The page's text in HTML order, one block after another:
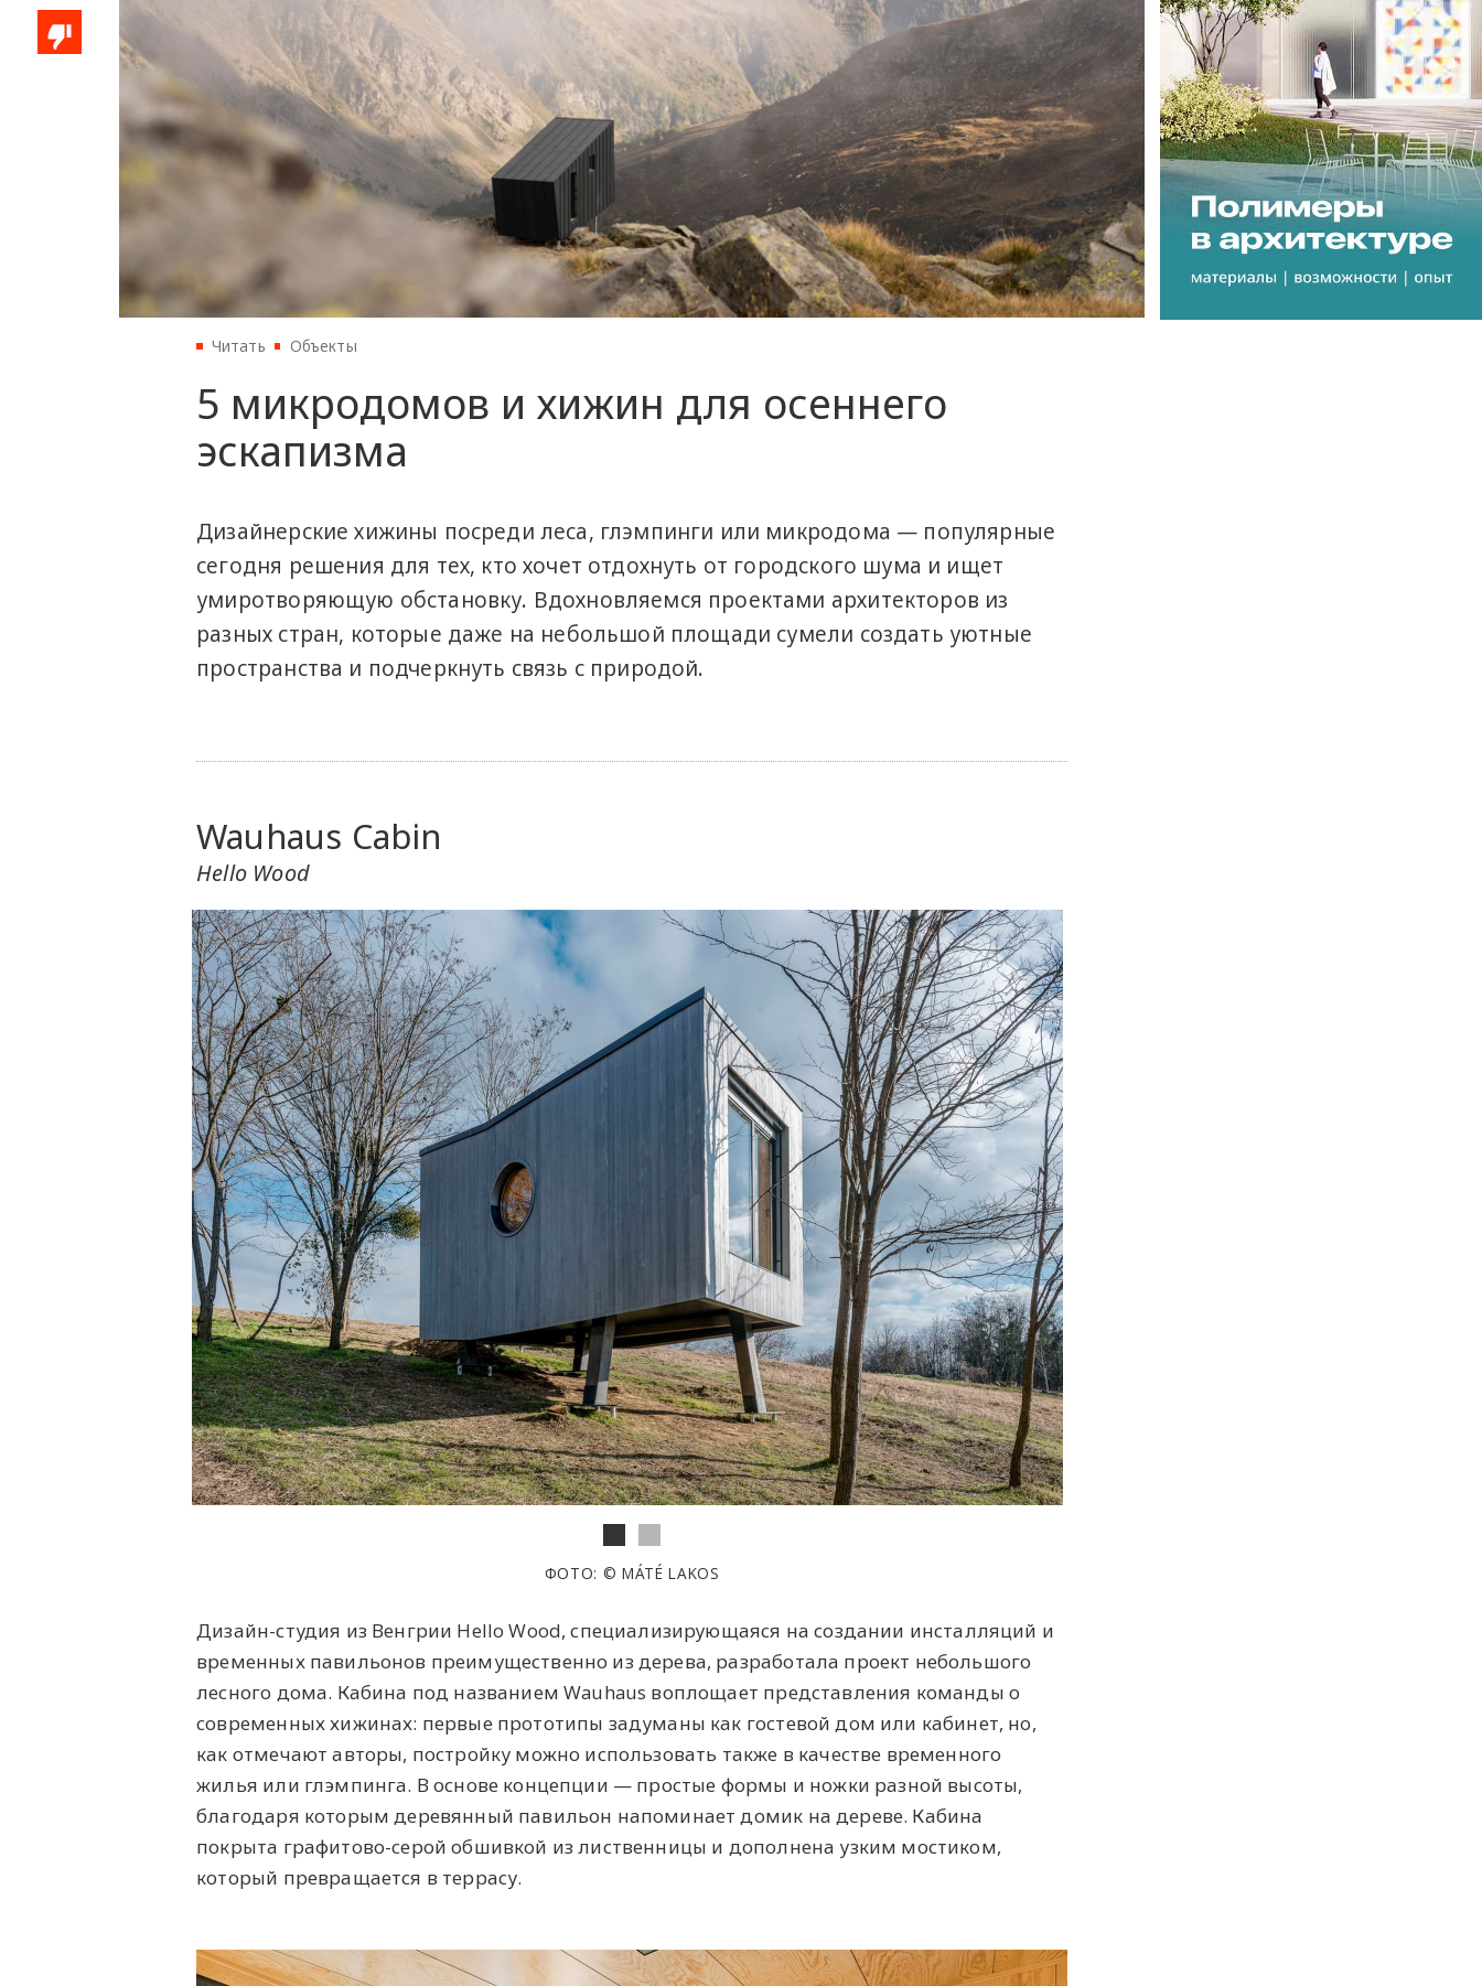
Читать Объекты
5 микродомов и хижин для осеннего
эскапизма
Дизайнерские хижины посреди леса, глэмпинги или микродома — популярные
сегодня решения для тех, кто хочет отдохнуть от городского шума и ищет
умиротворяющую обстановку. Вдохновляемся проектами архитекторов из
разных стран, которые даже на небольшой площади сумели создать уютные
пространства и подчеркнуть связь с природой.
Wauhaus Cabin
Hello Wood
ФОТО: © MÁTÉ LAKOS
Дизайн-студия из Венгрии Hello Wood, специализирующаяся на создании инсталляций и
временных павильонов преимущественно из дерева, разработала проект небольшого
лесного дома. Кабина под названием Wauhaus воплощает представления команды о
современных хижинах: первые прототипы задуманы как гостевой дом или кабинет, но,
как отмечают авторы, постройку можно использовать также в качестве временного
жилья или глэмпинга. В основе концепции — простые формы и ножки разной высоты,
благодаря которым деревянный павильон напоминает домик на дереве. Кабина
покрыта графитово-серой обшивкой из лиственницы и дополнена узким мостиком,
который превращается в террасу.